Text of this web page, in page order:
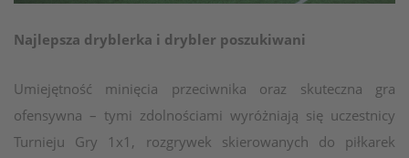
Najlepsza dryblerka i drybler poszukiwani
Umiejętność minięcia przeciwnika oraz skuteczna gra
ofensywna – tymi zdolnościami wyróżniają się uczestnicy
Turnieju Gry 1x1, rozgrywek skierowanych do piłkarek